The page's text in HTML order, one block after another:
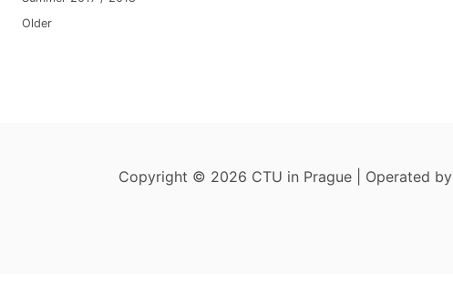
Older
Copyright © 2026 CTU in Prague | Operated by